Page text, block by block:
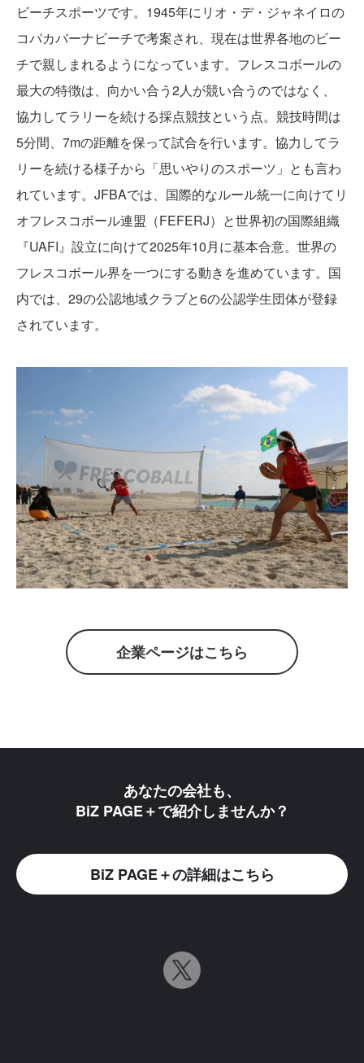
ビーチスポーツです。1945年にリオ・デ・ジャネイロの
コパカバーナビーチで考案され、現在は世界各地のビー
チで親しまれるようになっています。フレスコボールの
最大の特徴は、向かい合う2人が競い合うのではなく、
協力してラリーを続ける採点競技という点。競技時間は
5分間、7mの距離を保って試合を行います。協力してラ
リーを続ける様子から「思いやりのスポーツ」とも言わ
れています。JFBAでは、国際的なルール統一に向けてリ
オフレスコボール連盟（FEFERJ）と世界初の国際組織
『UAFI』設立に向けて2025年10月に基本合意。世界の
フレスコボール界を一つにする動きを進めています。国
内では、29の公認地域クラブと6の公認学生団体が登録
されています。
企業ページはこちら
あなたの会社も、
BiZ PAGE＋で紹介しませんか？
BiZ PAGE＋の詳細はこちら